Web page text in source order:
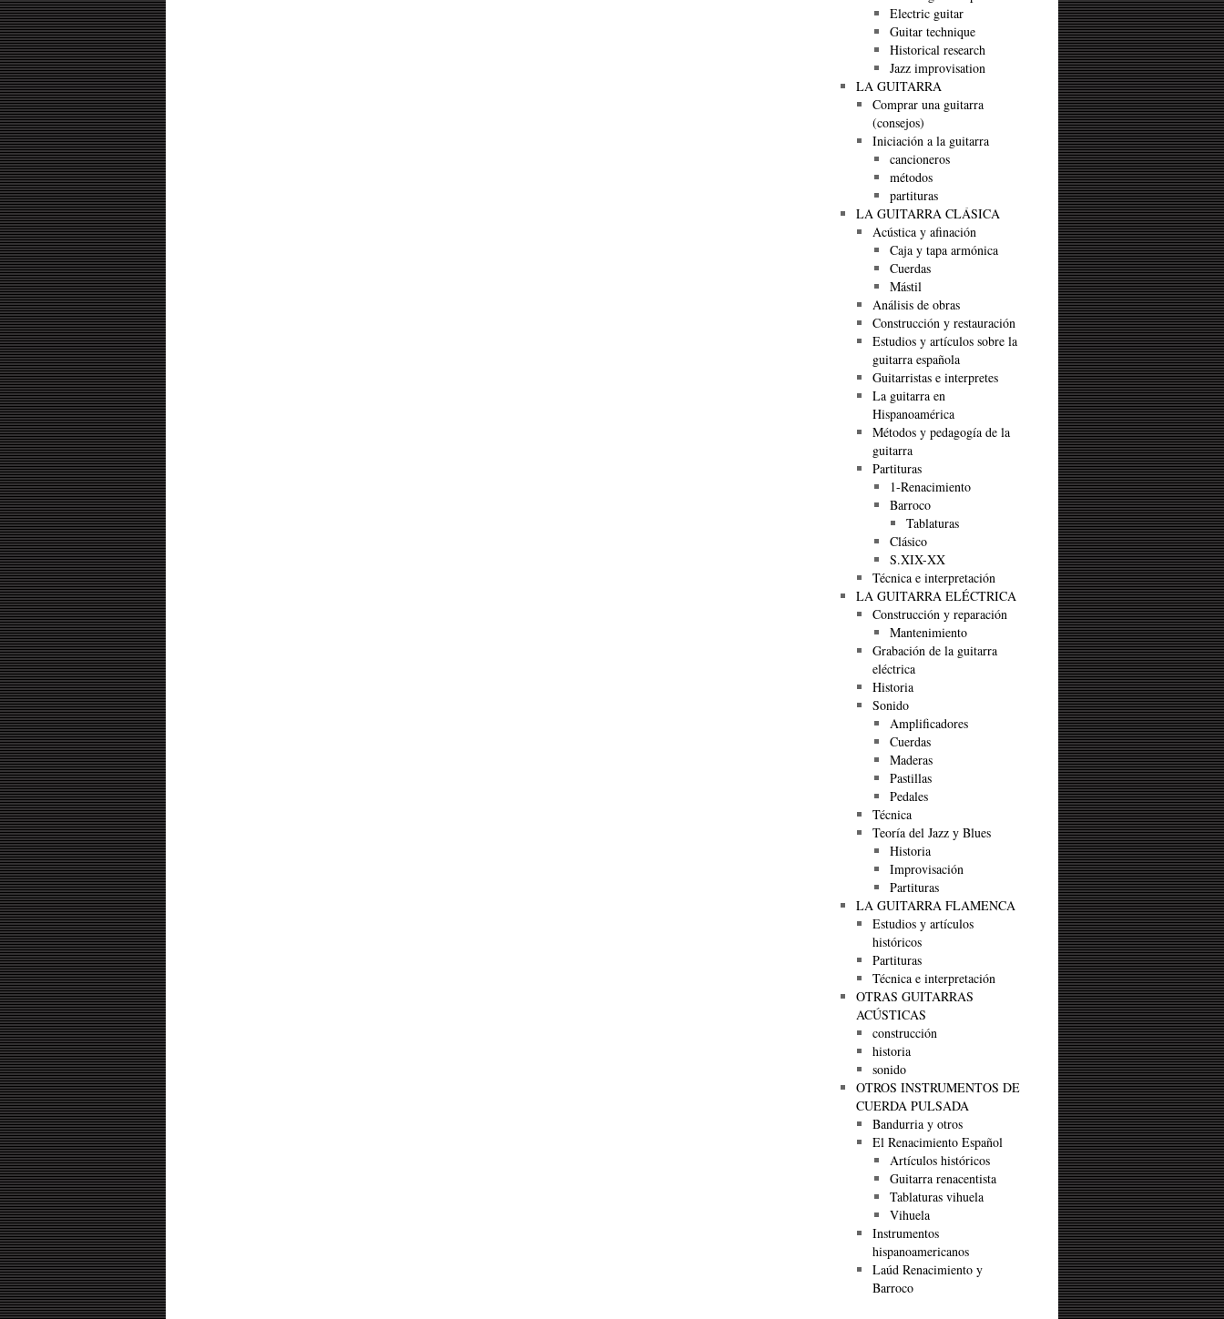
Electric guitar
Guitar technique
Historical research
Jazz improvisation
LA GUITARRA
Comprar una guitarra
(consejos)
Iniciación a la guitarra
cancioneros
métodos
partituras
LA GUITARRA CLÁSICA
Acústica y afinación
Caja y tapa armónica
Cuerdas
Mástil
Análisis de obras
Construcción y restauración
Estudios y artículos sobre la
guitarra española
Guitarristas e interpretes
La guitarra en
Hispanoamérica
Métodos y pedagogía de la
guitarra
Partituras
1-Renacimiento
Barroco
Tablaturas
Clásico
S.XIX-XX
Técnica e interpretación
LA GUITARRA ELÉCTRICA
Construcción y reparación
Mantenimiento
Grabación de la guitarra
eléctrica
Historia
Sonido
Amplificadores
Cuerdas
Maderas
Pastillas
Pedales
Técnica
Teoría del Jazz y Blues
Historia
Improvisación
Partituras
LA GUITARRA FLAMENCA
Estudios y artículos
históricos
Partituras
Técnica e interpretación
OTRAS GUITARRAS
ACÚSTICAS
construcción
historia
sonido
OTROS INSTRUMENTOS DE
CUERDA PULSADA
Bandurria y otros
El Renacimiento Español
Artículos históricos
Guitarra renacentista
Tablaturas vihuela
Vihuela
Instrumentos
hispanoamericanos
Laúd Renacimiento y
Barroco